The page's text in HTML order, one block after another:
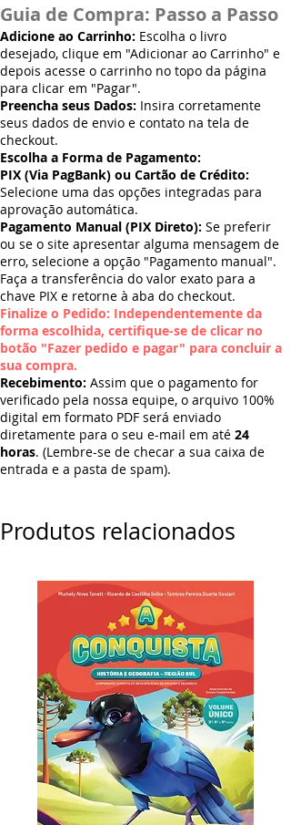
Guia de Compra: Passo a Passo
Adicione ao Carrinho: Escolha o livro
desejado, clique em "Adicionar ao Carrinho" e
depois acesse o carrinho no topo da página
para clicar em "Pagar".
Preencha seus Dados: Insira corretamente
seus dados de envio e contato na tela de
checkout.
Escolha a Forma de Pagamento:
PIX (Via PagBank) ou Cartão de Crédito:
Selecione uma das opções integradas para
aprovação automática.
Pagamento Manual (PIX Direto): Se preferir
ou se o site apresentar alguma mensagem de
erro, selecione a opção "Pagamento manual".
Faça a transferência do valor exato para a
chave PIX e retorne à aba do checkout.
Finalize o Pedido: Independentemente da
forma escolhida, certifique-se de clicar no
botão "Fazer pedido e pagar" para concluir a
sua compra.
Recebimento: Assim que o pagamento for
verificado pela nossa equipe, o arquivo 100%
digital em formato PDF será enviado
diretamente para o seu e-mail em até 24
horas. (Lembre-se de checar a sua caixa de
entrada e a pasta de spam).
Produtos relacionados